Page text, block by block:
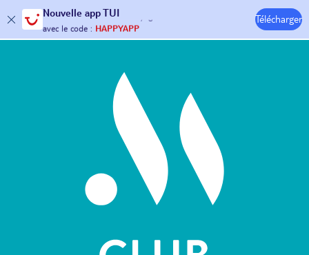
Nouvelle app TUI
30€ offerts*sur votrevoyage !
avec le code :HAPPYAPP
Télécharger
Hôtels & Clubs